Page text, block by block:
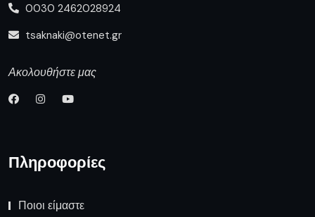
0030 2462028924
tsaknaki@otenet.gr
Ακολουθήστε μας
Πληροφορίες
Ποιοι είμαστε